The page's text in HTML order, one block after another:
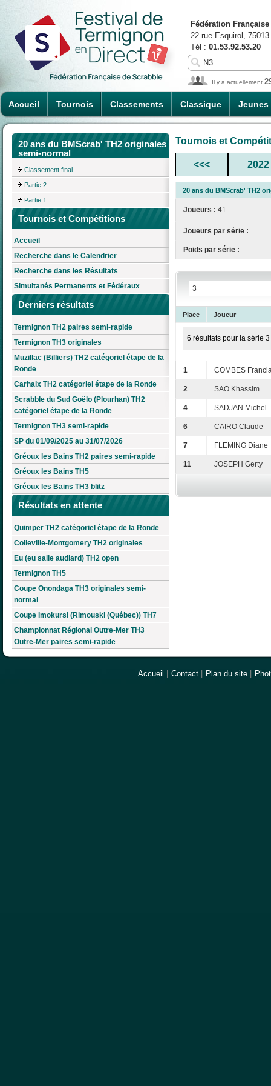
Accueil Tournois Classements Classique Jeunes
Fédération
22 rue Esquirol,
Tél : 01.53.92.53.20
Il y a actuellement
20 ans du BMScrab' TH2 originales
semi-normal
Classement final
Partie 2
Partie 1
Tournois et Compétitions
Accueil
Recherche dans le Calendrier
Recherche dans les Résultats
Simultanés Permanents et Fédéraux
Derniers résultats
Termignon TH2 paires semi-rapide
Termignon TH3 originales
Muzillac (Billiers) TH2 catégoriel étape de la
Ronde
Carhaix TH2 catégoriel étape de la Ronde
Scrabble du Sud Goëlo (Plourhan) TH2
catégoriel étape de la Ronde
Termignon TH3 semi-rapide
SP du 01/09/2025 au 31/07/2026
Gréoux les Bains TH2 paires semi-rapide
Gréoux les Bains TH5
Gréoux les Bains TH3 blitz
Résultats en attente
Quimper TH2 catégoriel étape de la Ronde
Colleville-Montgomery TH2 originales
Eu (eu salle audiard) TH2 open
Termignon TH5
Coupe Onondaga TH3 originales semi-
normal
Coupe Imokursi (Rimouski (Québec)) TH7
Championnat Régional Outre-Mer TH3
Outre-Mer paires semi-rapide
Tournois et
<<< 2022
20 ans du BMScrab' TH2
Joueurs : 41
Joueurs par série :
Poids par série :
Place Joueur
6 résultats pour la série 3
1 COMBES
2 SAO Khassim
4 SADJAN Michel
6 CAIRO Claude
7 FLEMING Diane
11 JOSEPH Gerty
Accueil Contact Plan du site